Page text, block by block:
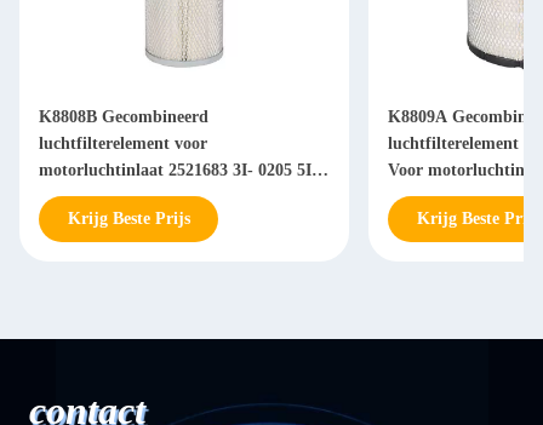
K8808B Gecombineerd
luchtfilterelement voor
motorluchtinlaat 2521683 3I- 0205 5I-
5208
Krijg Beste Prijs
K8809A
luchtfilterelement
Voor
Krijg Beste Prijs
contact